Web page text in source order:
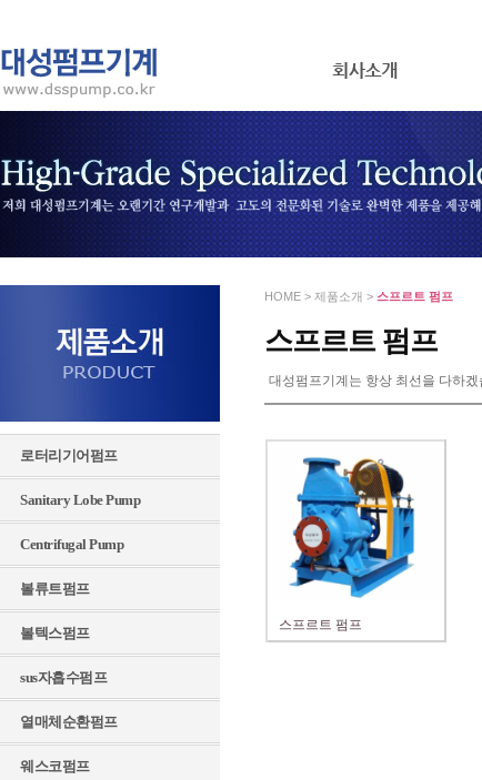
로터리기어펌프
Sanitary Lobe Pump
Centrifugal Pump
볼류트펌프
볼텍스펌프
sus자흡수펌프
열매체순환펌프
웨스코펌프
HOME > 제품소개 > 스프르트 펌프
스프르트 펌프
대성펌프기계는 항상 최선을 다하겠
스프르트 펌프